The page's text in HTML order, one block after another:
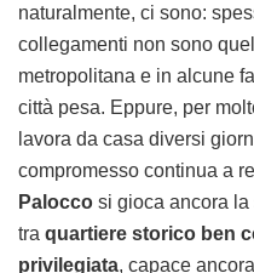
naturalmente, ci sono:
collegamenti non sono
metropolitana e in alcune
città pesa. Eppure, per
lavora da casa diversi
compromesso continua a
Palocco si gioca ancora la
tra quartiere storico ben
privilegiata, capace